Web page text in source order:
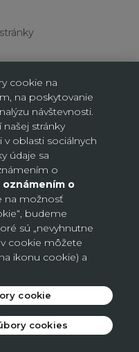
Nastavenia súborov cookie
(BAM КМ)
.
cookie na
na poskytovanie
návštevnosti.
stránky
oblasti sociálnych
údaje sa
o
oznámením o
na možnosť
budeme
sú „nevyhnutne
cookie môžete
ikonu cookie) a
cookies
cookie